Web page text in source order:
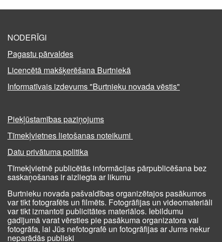
NODERĪGI
Pagastu pārvaldes
Licencētā makšķerēšana Burtniekā
Informatīvais izdevums "Burtnieku novada vēstis"
Piekļūstamības paziņojums
Tīmekļvietnes lietošanas noteikumi
Datu privātuma politika
Tīmekļvietnē publicētās informācijas pārpublicēšana bez
saskaņošanas ir aizliegta ar likumu
Burtnieku novada pašvaldības organizētajos pasākumos
var tikt fotografēts un filmēts. Fotogrāfijas un videomateriāli
var tikt izmantoti publicitātes materiālos. Iebildumu
gadījumā varat vērsties pie pasākuma organizatora vai
fotogrāfa, lai Jūs nefotografē un fotogrāfijas ar Jums nekur
neparādās publiski